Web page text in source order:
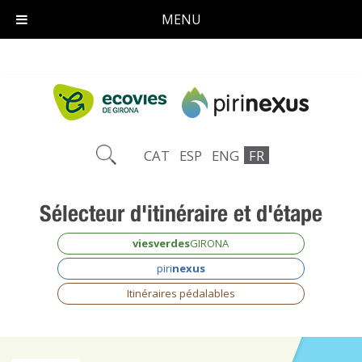
CAT ESP ENG FR
Sélecteur d'itinéraire et d'étape
viesverdesGIRONA
pirinexus
Itinéraires pédalables
MENU